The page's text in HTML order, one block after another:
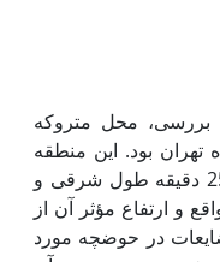
بررسی، محل متروکه
تهران بود. این منطقه
در موقعیت جغرافیایی 51 درجه و 25 دقیقه طول شرقی و
واقع و ارتفاع مؤثر آن از
تخلیه ضایعات در حوضچه مورد